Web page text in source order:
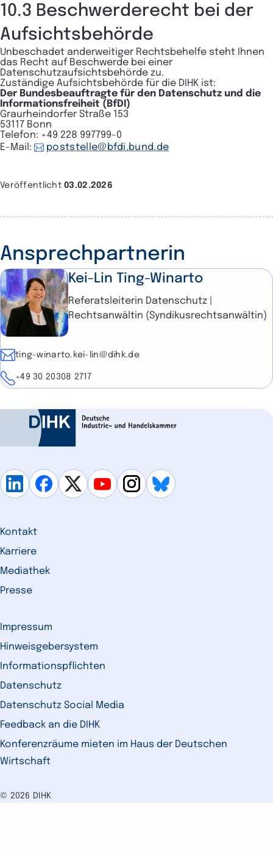
10.3 Beschwerderecht bei der
Aufsichtsbehörde
Unbeschadet anderweitiger Rechtsbehelfe steht Ihnen
das Recht auf Beschwerde bei einer
Datenschutzaufsichtsbehörde zu.
Zuständige Aufsichtsbehörde für die DIHK ist:
Der Bundesbeauftragte für den Datenschutz und die
Informationsfreiheit (BfDI)
Graurheindorfer Straße 153
53117 Bonn
Telefon: +49 228 997799-0
E-Mail:
poststelle@bfdi.bund.de
Veröffentlicht03.02.2026
Ansprechpartnerin
Kei-Lin Ting-Winarto
Referatsleiterin Datenschutz |
Rechtsanwältin (Syndikusrechtsanwältin)
E-Mailting-winarto.kei-lin@dihk.de
Telefon
+49 30 20308 2717
Kontakt
Karriere
Mediathek
Presse
Impressum
Hinweisgebersystem
Informationspflichten
Datenschutz
Datenschutz Social Media
Feedback an die DIHK
Konferenzräume mieten im Haus der Deutschen
Wirtschaft
© 2026 DIHK